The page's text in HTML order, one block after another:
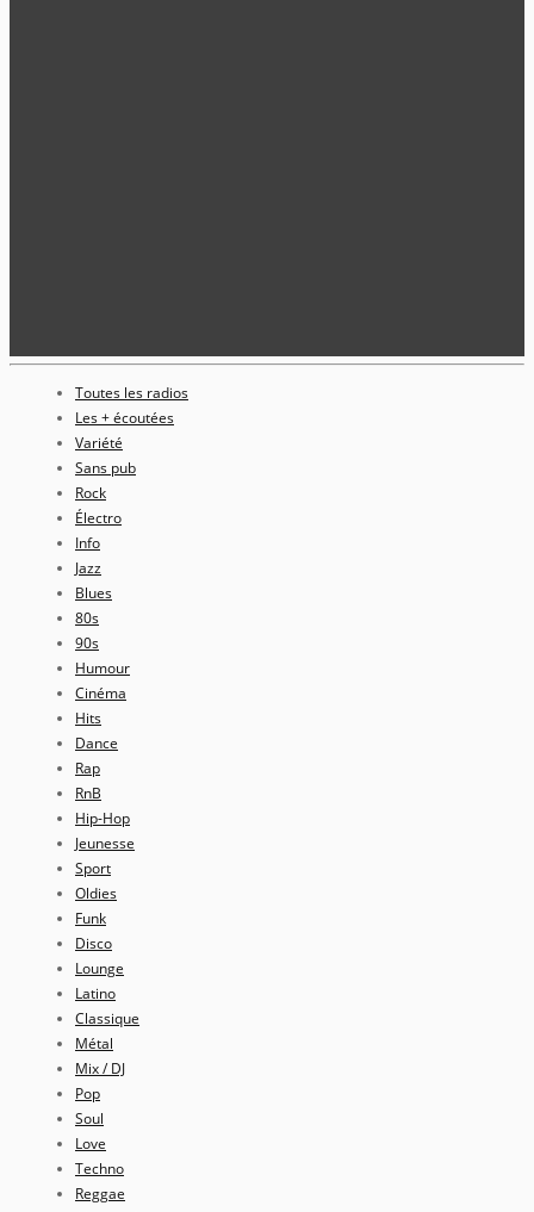
Toutes les radios
Les + écoutées
Variété
Sans pub
Rock
Électro
Info
Jazz
Blues
80s
90s
Humour
Cinéma
Hits
Dance
Rap
RnB
Hip-Hop
Jeunesse
Sport
Oldies
Funk
Disco
Lounge
Latino
Classique
Métal
Mix / DJ
Pop
Soul
Love
Techno
Reggae